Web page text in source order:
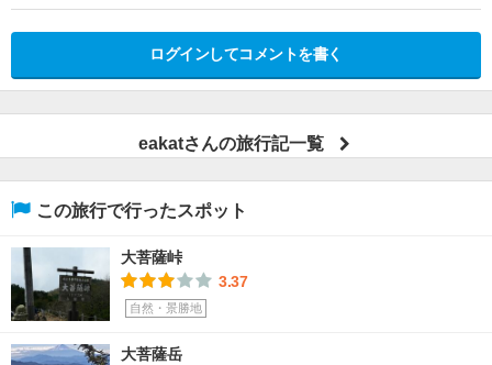
ログインしてコメントを書く
eakatさんの旅行記一覧
この旅行で行ったスポット
大菩薩峠
3.37
自然・景勝地
大菩薩岳